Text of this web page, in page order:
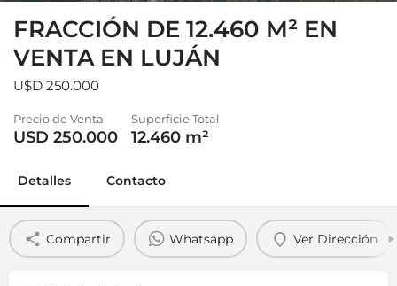
FRACCIÓN DE 12.460 M² EN
VENTA EN LUJÁN
U$D 250.000
Precio de Venta
USD 250.000
Superficie Total
12.460 m²
Detalles Contacto
Compartir Whatsapp Ver Dirección